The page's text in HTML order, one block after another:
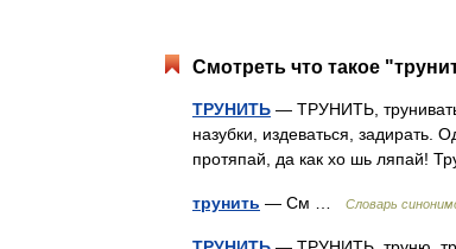
Смотреть что такое
ТРУНИТЬ — ТРУНИТЬ,
назубки, издеваться, задирать.
протяпай, да как хо шь ляпай!
трунить — См … Словарь